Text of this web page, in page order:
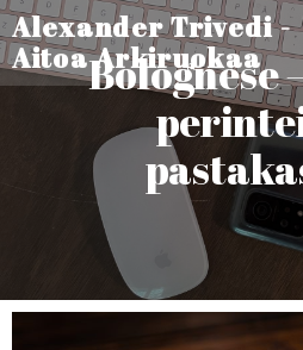
Alexander Trivedi -
Aitoa Arkiruokaa
Bolognese